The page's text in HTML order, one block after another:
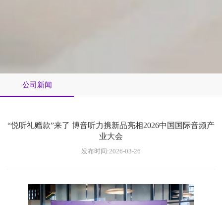
公司新闻
“悦听礼赠款”来了 博音听力携新品亮相2026中国国际音频产
业大会
发布时间:2026-03-26